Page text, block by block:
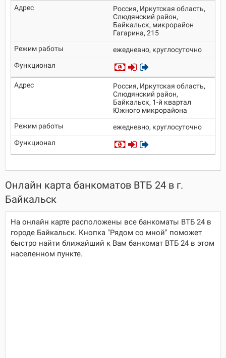
Россия, Иркутская область,
Слюдянский район,
Байкальск, микрорайон
Гагарина, 215
ежедневно, круглосуточно
Россия, Иркутская область,
Слюдянский район,
Байкальск, 1-й квартал
Южного микрорайона
ежедневно, круглосуточно
Онлайн карта банкоматов ВТБ 24 в г.
Байкальск
На онлайн карте расположены все банкоматы ВТБ 24 в
городе Байкальск. Кнопка "Рядом со мной" поможет
быстро найти ближайший к Вам банкомат ВТБ 24 в этом
населенном пункте.